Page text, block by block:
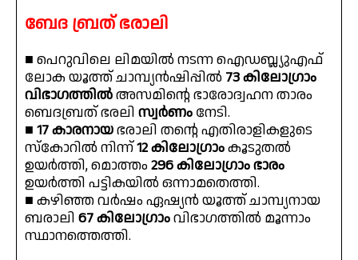
ബേദ ബ്രത് ഭരാലി
■ പെറുവിലെ ലിമയിൽ നടന്ന ഐഡബ്ല്യുഎഫ്
ലോക യൂത്ത് ചാമ്പ്യൻഷിപ്പിൽ 73 കിലോഗ്രാം
വിഭാഗത്തിൽഅസമിൻ്റെ ഭാരോദ്വഹന താരം
ബെദബ്രത് ഭരലി സ്വർണം നേടി.
■ 17 കാരനായഭരാലി തൻ്റെ എതിരാളികളുടെ
സ്‌കോറിൽ നിന്ന്12 കിലോഗ്രാംകൂടുതൽ
ഉയർത്തി, മൊത്തം 296 കിലോഗ്രാം ഭാരം
ഉയർത്തി പട്ടികയിൽ ഒന്നാമതെത്തി.
■ കഴിഞ്ഞ വർഷം ഏഷ്യൻ യൂത്ത് ചാമ്പ്യനായ
ബരാലി 67 കിലോഗ്രാംവിഭാഗത്തിൽ മൂന്നാം
സ്ഥാനത്തെത്തി.